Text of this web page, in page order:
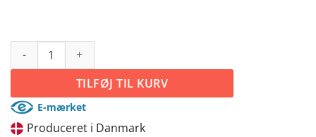
TILFØJ TIL KURV
E-mærket
Produceret i Danmark